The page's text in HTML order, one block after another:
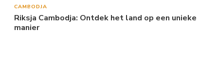
CAMBODJA
Riksja Cambodja: Ontdek het land op een unieke
manier